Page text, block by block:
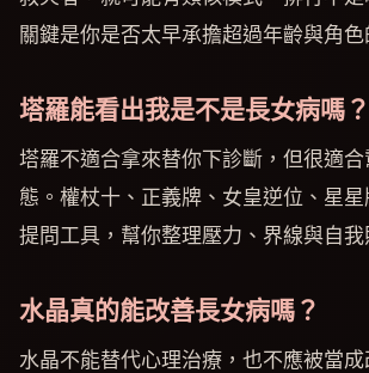
關鍵是你是否太早承擔超過年齡與角色
塔羅能看出我是不是長女病嗎？
塔羅不適合拿來替你下診斷，但很適
態。權杖十、正義牌、女皇逆位、星
提問工具，幫你整理壓力、界線與自我
水晶真的能改善長女病嗎？
水晶不能替代心理治療，也不應被當